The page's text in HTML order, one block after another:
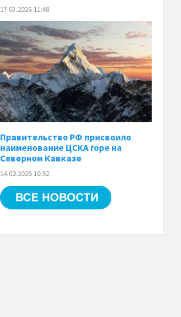
17.03.2026 11:48
Правительство РФ присвоило
наименование ЦСКА горе на
Северном Кавказе
14.02.2026 10:52